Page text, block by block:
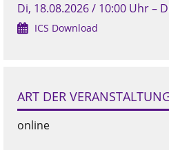
Di, 18.08.2026 / 10:00 Uhr –
ICS Download
ART DER
online